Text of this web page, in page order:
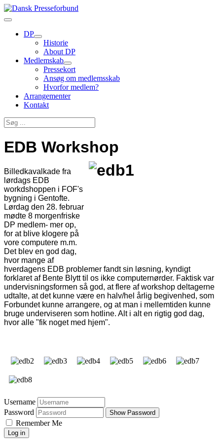
DP
Historie
About DP
Medlemskab
Pressekort
Ansøg om medlemsskab
Hvorfor medlem?
Arrangementer
Kontakt
EDB Workshop
Billedkavalkade fra
lørdags EDB
workdshoppen i FOF's
bygning i Gentofte.
Lørdag den 28. februar
mødte 8 morgenfriske
DP medlem- mer op,
for at blive klogere på
vore computere m.m.
Det blev en god dag,
hvor mange af
hverdagens EDB problemer fandt sin løsning, kyndigt
forklaret af Bente Blytt til os ikke computernørder. Faktisk var
undervisningsformen så god, at flere af workshop deltagerne
udtalte, at det kunne være en halv/hel årlig begivenhed, som
Forbundet kunne arrangere, og at man i mellemtiden kunne
bruge underviseren som hotline. Alt i alt en rigtig god dag,
hvor alle "fik noget med hjem".
Username
Password
Show Password
Remember Me
Log in